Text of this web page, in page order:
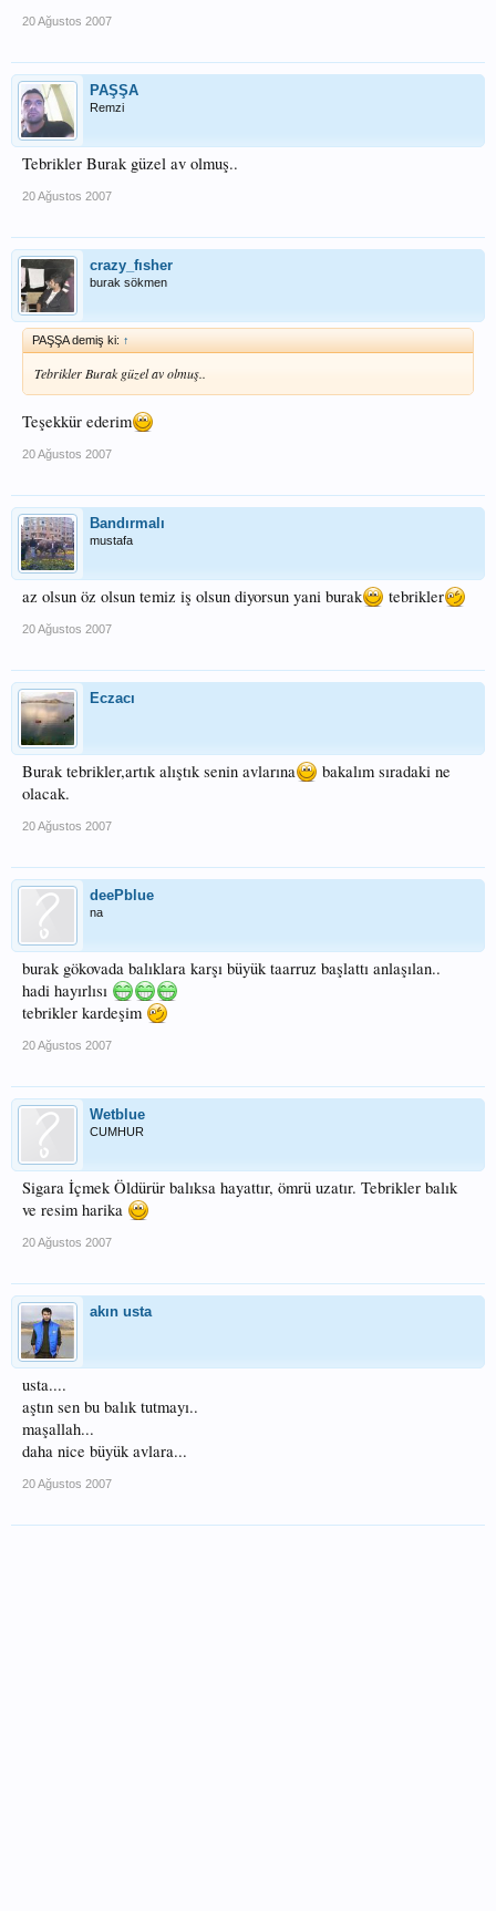
20 Ağustos 2007
PAŞŞA
Remzi
Tebrikler Burak güzel av olmuş..
20 Ağustos 2007
crazy_fısher
burak sökmen
PAŞŞA demiş ki: ↑
Tebrikler Burak güzel av olmuş..
Teşekkür ederim
20 Ağustos 2007
Bandırmalı
mustafa
az olsun öz olsun temiz iş olsun diyorsun yani burak tebrikler
20 Ağustos 2007
Eczacı
Burak tebrikler,artık alıştık senin avlarına
bakalım sıradaki ne
olacak.
20 Ağustos 2007
deePblue
na
burak gökovada balıklara karşı büyük taarruz başlattı anlaşılan..
hadi hayırlısı
tebrikler kardeşim
20 Ağustos 2007
Wetblue
CUMHUR
Sigara İçmek Öldürür balıksa hayattır, ömrü uzatır. Tebrikler balık
ve resim harika
20 Ağustos 2007
akın usta
usta....
aştın sen bu balık tutmayı..
maşallah...
daha nice büyük avlara...
20 Ağustos 2007